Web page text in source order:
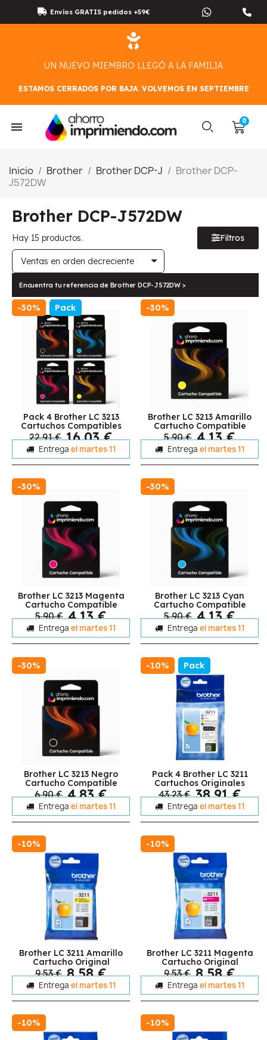
Envíos GRATIS pedidos +59€
UN NUEVO MIEMBRO LLEGÓ A LA FAMILIA
ESTAMOS CERRADOS POR BAJA. VOLVEMOS EN SEPTIEMBRE
Inicio Brother Brother DCP-J
Brother DCP-
J572DW
Brother DCP-J572DW
Hay 15 productos. Filtros
Encuentra tu referencia de Brother DCP-J572DW >
-30% Pack
Pack 4 Brother LC 3213
Cartuchos Compatibles
22,91 € 16,03 €
Entrega el martes 11
-30%
Brother LC 3213 Amarillo
Cartucho Compatible
5,90 € 4,13 €
Entrega el martes 11
-30%
Brother LC 3213 Magenta
Cartucho Compatible
5,90 € 4,13 €
Entrega el martes 11
-30%
Brother LC 3213 Cyan
Cartucho Compatible
5,90 € 4,13 €
Entrega el martes 11
-30%
Brother LC 3213 Negro
Cartucho Compatible
6,90 € 4,83 €
Entrega el martes 11
-10% Pack
Pack 4 Brother LC 3211
Cartuchos Originales
43,23 € 38,91 €
Entrega el martes 11
-10%
Brother LC 3211 Amarillo
Cartucho Original
9,53 € 8,58 €
Entrega el martes 11
-10%
Brother LC 3211 Magenta
Cartucho Original
9,53 € 8,58 €
Entrega el martes 11
-10% -10%